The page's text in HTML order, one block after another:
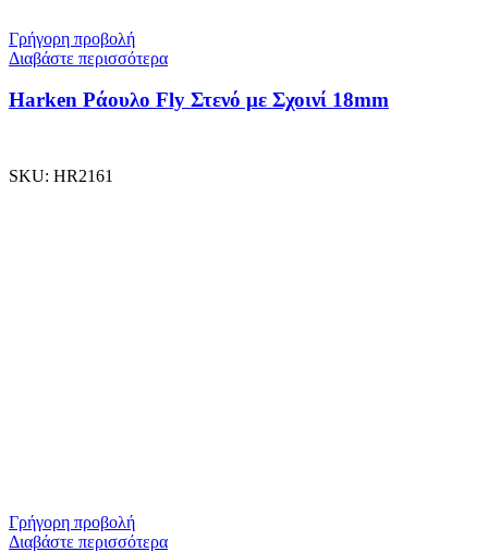
Γρήγορη προβολή
Διαβάστε περισσότερα
Harken Ράουλο Fly Στενό με Σχοινί 18mm
SKU: HR2161
Γρήγορη προβολή
Διαβάστε περισσότερα